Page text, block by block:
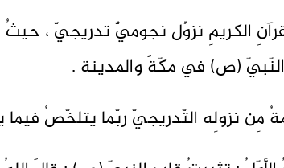
الكريمِ نزوٌل نجوميٌّ تدريجيّ ،
(ص) في مكّةَ والمدينة .
مِن نزولِه التّدريجيّ ربّما يتلخّصُ فيما